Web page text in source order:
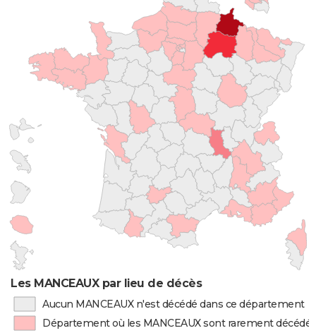
Les MANCEAUX par lieu de décès
Aucun MANCEAUX n'est décédé dans ce département
Département où les MANCEAUX sont rarement décédés